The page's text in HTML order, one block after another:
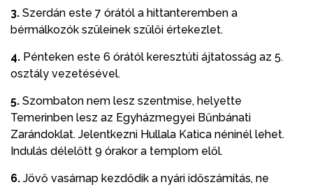
3. Szerdán este 7 órától a hittanteremben a
bérmálkozók szüleinek szülői értekezlet.
4. Pénteken este 6 órától keresztúti ájtatosság az 5.
osztály vezetésével.
5. Szombaton nem lesz szentmise, helyette
Temerinben lesz az Egyházmegyei Bűnbánati
Zarándoklat. Jelentkezni Hullala Katica néninél lehet.
Indulás délelőtt 9 órakor a templom elől.
6. Jövő vasárnap kezdődik a nyári időszámítás, ne